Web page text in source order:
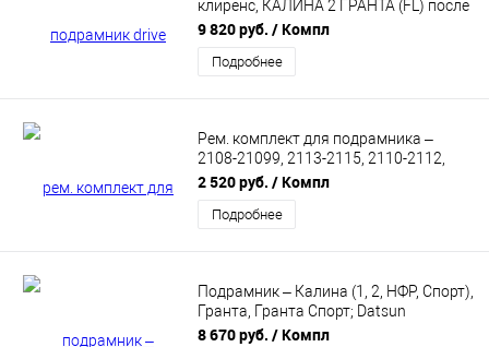
клиренс, КАЛИНА 2 ГРАНТА (FL) после
2013 г. АВТОПРОДУКТ AP 0592
9 820 руб. / Компл
Подробнее
Рем. комплект для подрамника –
2108-21099, 2113-2115, 2110-2112,
КАЛИНА, ГРАНТА, ПРИОРА, Datsun
АВТОПРОДУКТ AP 0045
2 520 руб. / Компл
Подробнее
Подрамник – Калина (1, 2, НФР, Спорт),
Гранта, Гранта Спорт; Datsun
Автопродукт АР 0556
8 670 руб. / Компл